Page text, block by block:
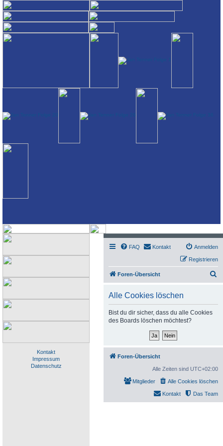
Kontakt
Impressum
Datenschutz
FAQ Kontakt Anmelden
Registrieren
Foren-Übersicht
Alle Cookies löschen
Bist du dir sicher, dass du alle Cookies
des Boards löschen möchtest?
Foren-Übersicht
Alle Zeiten sind UTC+02:00
Alle Cookies löschen
Mitglieder
Das Team
Kontakt